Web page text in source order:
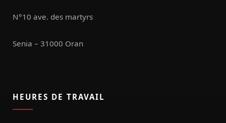
N°10 ave. des martyrs
Senia – 31000 Oran
HEURES DE TRAVAIL